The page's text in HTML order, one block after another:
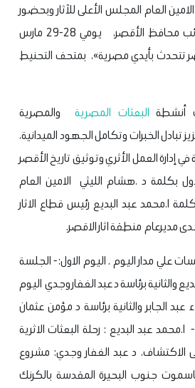
الامين العام المجلس الأعلى للآثار وبحضور
الدكتور هشام ابو زيد نائب محافظ الأقصر، يومي 28-29 مارس
تتحدث بأيدي مصرية»، بمتحف التحنيط
أنشطة البعثات المصرية والمصرية
الخبرات وتكامل الجهود الميدانية،
في إدارة العمل الأثري وتوثيق تاريخ الأقصر
بكلمة د .هشام الليثي الامين العام
ا.محمد عبد البديع رئيس قطاع الاثار
مديرعام منطقة اثار الاقصر.
علي مدار اليوم . اليوم الاول:- الجلسة
والثانية برئاسة د عبد الغفار وجدي اليوم
عبد الجابر والثانية برئاسة د مؤمن عثمان
عبد البديع : رحلة البعثات الاثرية
الاكتشاف، د عبد الغفار وجدي: مشروع
جنوب البحيرة المقدسة بالكرنك